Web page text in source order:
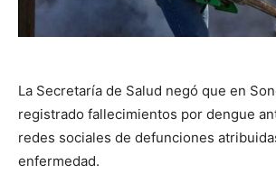
La Secretaría de Salud negó que en
registrado fallecimientos por dengue
redes sociales de defunciones
enfermedad.